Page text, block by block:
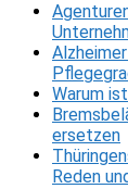
Warum
ersetzen
Reden